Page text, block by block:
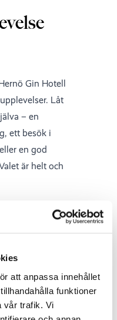
att anpassa innehållet
funktioner
vår trafik. Vi
Gin Hotell
Låt
– en
ett besök i
en god
är helt och